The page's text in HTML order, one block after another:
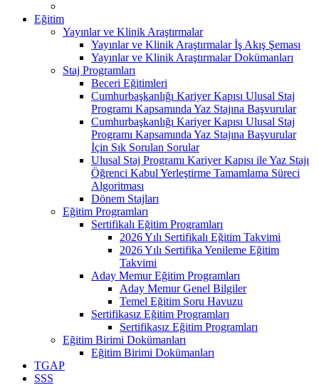
Eğitim
Yayınlar ve Klinik Araştırmalar
Yayınlar ve Klinik Araştırmalar İş Akış Şeması
Yayınlar ve Klinik Araştırmalar Dokümanları
Staj Programları
Beceri Eğitimleri
Cumhurbaşkanlığı Kariyer Kapısı Ulusal Staj
Programı Kapsamında Yaz Stajına Başvurular
Cumhurbaşkanlığı Kariyer Kapısı Ulusal Staj
Programı Kapsamında Yaz Stajına Başvurular
İçin Sık Sorulan Sorular
Ulusal Staj Programı Kariyer Kapısı ile Yaz Stajı
Öğrenci Kabul Yerleştirme Tamamlama Süreci
Algoritması
Dönem Stajları
Eğitim Programları
Sertifikalı Eğitim Programları
2026 Yılı Sertifikalı Eğitim Takvimi
2026 Yılı Sertifika Yenileme Eğitim
Takvimi
Aday Memur Eğitim Programları
Aday Memur Genel Bilgiler
Temel Eğitim Soru Havuzu
Sertifikasız Eğitim Programları
Sertifikasız Eğitim Programları
Eğitim Birimi Dokümanları
Eğitim Birimi Dokümanları
TGAP
SSS